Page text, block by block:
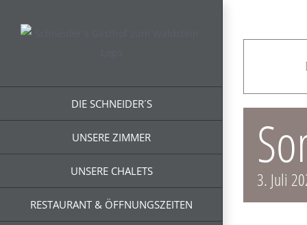
Inhalt
DIE SCHNEIDER´S
UNSERE ZIMMER
UNSERE CHALETS
RESTAURANT & ÖFFNUNGSZEITEN
3. Juli